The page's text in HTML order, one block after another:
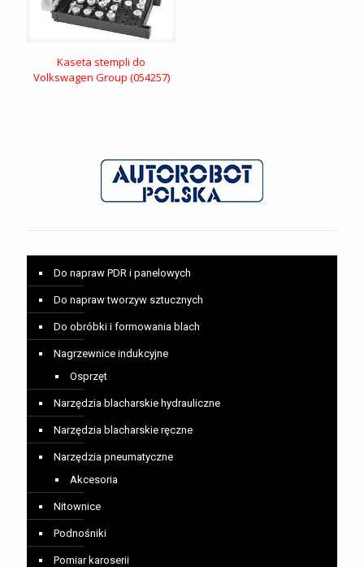
Kaseta stempli do
Volkswagen Group (054257)
Do napraw PDR i panelowych
Do napraw tworzyw sztucznych
Do obróbki i formowania blach
Nagrzewnice indukcyjne
Osprzęt
Narzędzia blacharskie hydrauliczne
Narzędzia blacharskie ręczne
Narzędzia pneumatyczne
Akcesoria
Nitownice
Podnośniki
Pomiar karoserii